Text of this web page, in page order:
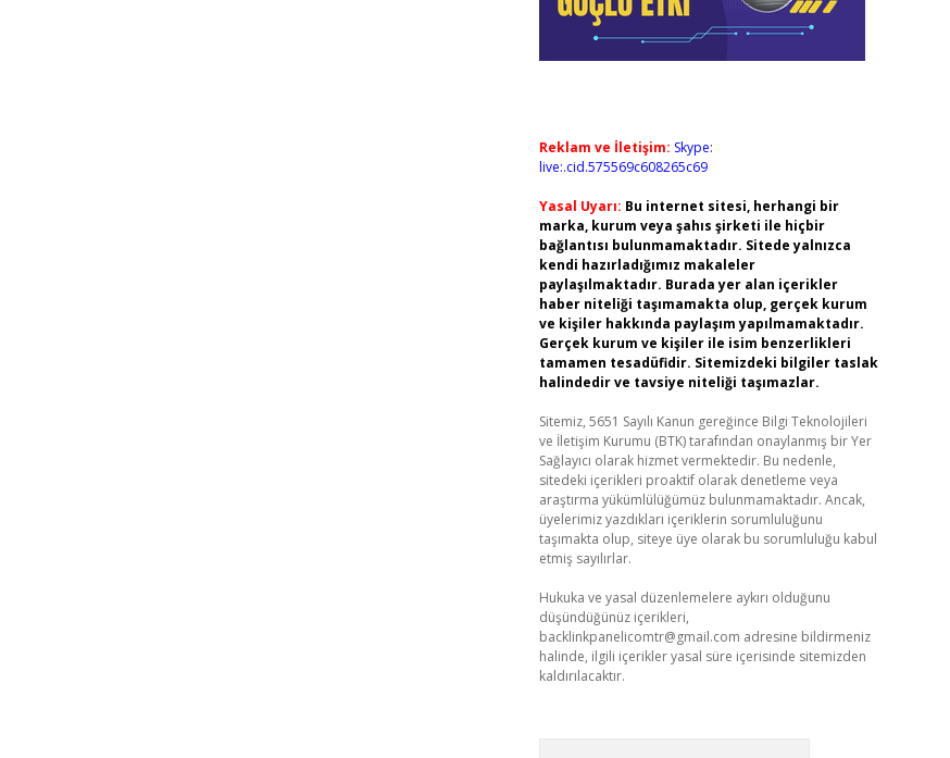
Reklam ve İletişim: Skype:
live:.cid.575569c608265c69
Yasal Uyarı: Bu internet sitesi, herhangi bir
marka, kurum veya şahıs şirketi ile hiçbir
bağlantısı bulunmamaktadır. Sitede yalnızca
kendi hazırladığımız makaleler
paylaşılmaktadır. Burada yer alan içerikler
haber niteliği taşımamakta olup, gerçek kurum
ve kişiler hakkında paylaşım yapılmamaktadır.
Gerçek kurum ve kişiler ile isim benzerlikleri
tamamen tesadüfidir. Sitemizdeki bilgiler taslak
halindedir ve tavsiye niteliği taşımazlar.
Sitemiz, 5651 Sayılı Kanun gereğince Bilgi Teknolojileri
ve İletişim Kurumu (BTK) tarafından onaylanmış bir Yer
Sağlayıcı olarak hizmet vermektedir. Bu nedenle,
sitedeki içerikleri proaktif olarak denetleme veya
araştırma yükümlülüğümüz bulunmamaktadır. Ancak,
üyelerimiz yazdıkları içeriklerin sorumluluğunu
taşımakta olup, siteye üye olarak bu sorumluluğu kabul
etmiş sayılırlar.
Hukuka ve yasal düzenlemelere aykırı olduğunu
düşündüğünüz içerikleri,
backlinkpanelicomtr@gmail.com adresine bildirmeniz
halinde, ilgili içerikler yasal süre içerisinde sitemizden
kaldırılacaktır.